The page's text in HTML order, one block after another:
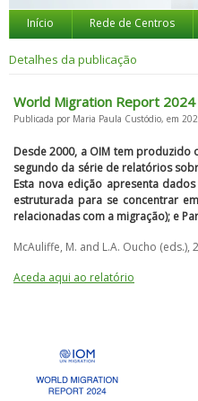
Início Rede de Centros
Detalhes da publicação
World Migration Report 2024
Publicada por Maria Paula Custódio, em
Desde 2000, a OIM tem
segundo da série de relatórios
Esta nova edição apresenta
estruturada para se concentrar
relacionadas com a migração); e
McAuliffe, M. and L.A. Oucho
Aceda aqui ao relatório